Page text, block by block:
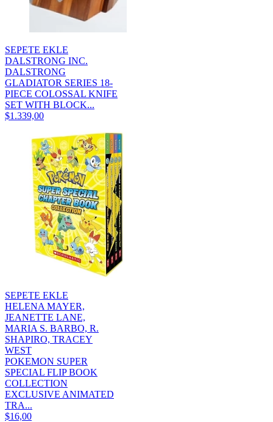
SEPETE EKLE
DALSTRONG INC.
DALSTRONG
GLADIATOR SERIES 18-
PIECE COLOSSAL KNIFE
SET WITH BLOCK...
$1.339,00
SEPETE EKLE
HELENA MAYER,
JEANETTE LANE,
MARIA S. BARBO, R.
SHAPIRO, TRACEY
WEST
POKEMON SUPER
SPECIAL FLIP BOOK
COLLECTION
EXCLUSIVE ANIMATED
TRA...
$16,00